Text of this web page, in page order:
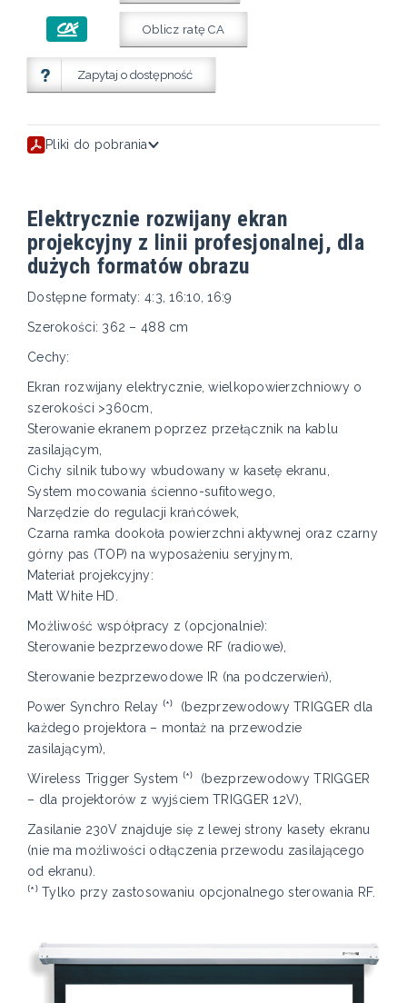
Oblicz ratę CA
Zapytaj o dostępność
Pliki do pobrania
Elektrycznie rozwijany ekran
projekcyjny z linii profesjonalnej, dla
dużych formatów obrazu
Dostępne formaty: 4:3, 16:10, 16:9
Szerokości: 362 – 488 cm
Cechy:
Ekran rozwijany elektrycznie, wielkopowierzchniowy o
szerokości >360cm,
Sterowanie ekranem poprzez przełącznik na kablu
zasilającym,
Cichy silnik tubowy wbudowany w kasetę ekranu,
System mocowania ścienno-sufitowego,
Narzędzie do regulacji krańcówek,
Czarna ramka dookoła powierzchni aktywnej oraz czarny
górny pas (TOP) na wyposażeniu seryjnym,
Materiał projekcyjny:
Matt White HD.
Możliwość współpracy z (opcjonalnie):
Sterowanie bezprzewodowe RF (radiowe),
Sterowanie bezprzewodowe IR (na podczerwień),
Power Synchro Relay ⁽*⁾ (bezprzewodowy TRIGGER dla
każdego projektora – montaż na przewodzie
zasilającym),
Wireless Trigger System ⁽*⁾ (bezprzewodowy TRIGGER
– dla projektorów z wyjściem TRIGGER 12V),
Zasilanie 230V znajduje się z lewej strony kasety ekranu
(nie ma możliwości odłączenia przewodu zasilającego
od ekranu).
⁽*⁾ Tylko przy zastosowaniu opcjonalnego sterowania RF.